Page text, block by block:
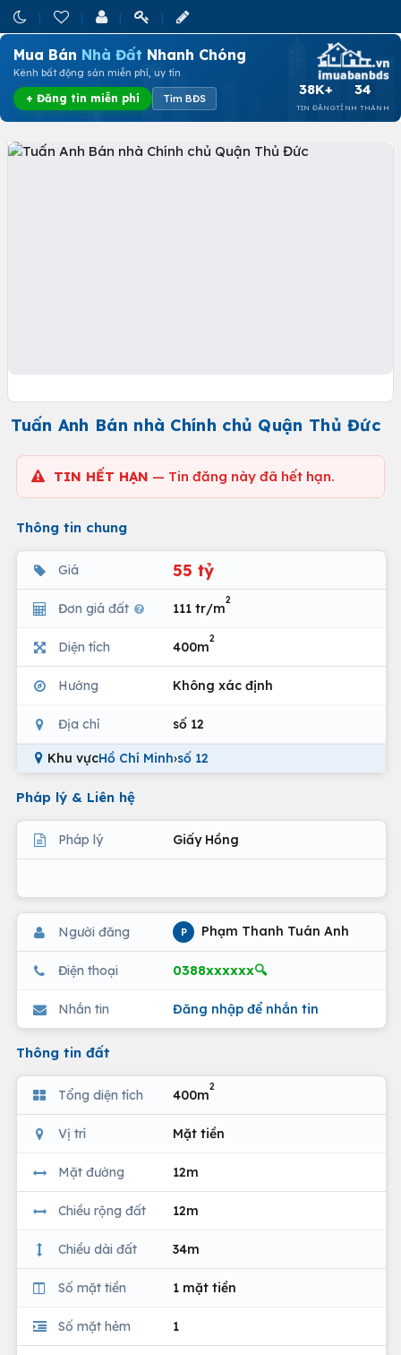
Mua Bán Nhà Đất Nhanh Chóng
Kênh bất động sản miễn phí, uy tín
+ Đăng tin miễn phí Tìm BĐS
38K+
TIN ĐĂNG
34
TỈNH THÀNH
Tuấn Anh Bán nhà Chính chủ Quận Thủ Đức
TIN HẾT HẠN — Tin đăng này đã hết hạn.
Thông tin chung
Giá 55 tỷ
Đơn giá đất 111 tr/m
2
Diện tích 400m
2
Hướng Không xác định
Địa chỉ số 12
Khu vựcHồ Chí Minh›số 12
Pháp lý & Liên hệ
Pháp lý Giấy Hồng
Người đăng P Phạm Thanh Tuán Anh
Điện thoại 0388xxxxxx🔍
Nhắn tin Đăng nhập để nhắn tin
Thông tin đất
Tổng diện tích 400m
2
Vị trí Mặt tiền
Mặt đường 12m
Chiều rộng đất 12m
Chiều dài đất 34m
Số mặt tiền 1 mặt tiền
Số mặt hẻm 1